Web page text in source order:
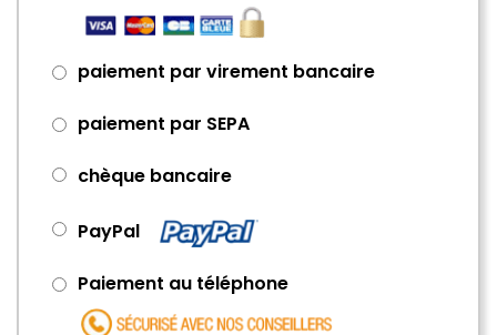
paiement par virement bancaire
paiement par SEPA
chèque bancaire
PayPal
Paiement au téléphone